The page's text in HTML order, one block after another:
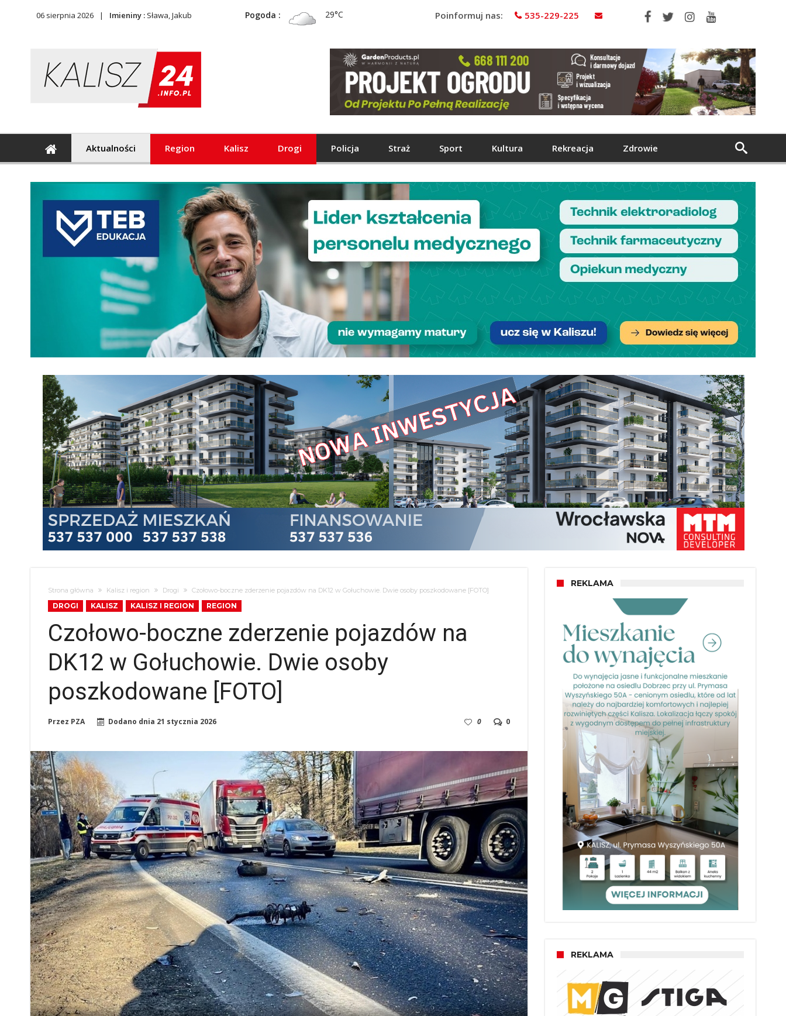
06 sierpnia 2026 Imieniny : Sława, Jakub Pogoda : 29°C Poinformuj nas: 535-229-225
Aktualności Region Kalisz Drogi Policja Straż Sport Kultura Rekreacja Zdrowie
Strona główna Kalisz i region Drogi Czołowo-boczne zderzenie pojazdów na DK12 w Gołuchowie. Dwie osoby poszkodowane [FOTO]
DROGI KALISZ KALISZ I REGION REGION
Czołowo-boczne zderzenie pojazdów na
DK12 w Gołuchowie. Dwie osoby
poszkodowane [FOTO]
Przez PZA Dodano dnia 21 stycznia 2026 0
0
REKLAMA
REKLAMA